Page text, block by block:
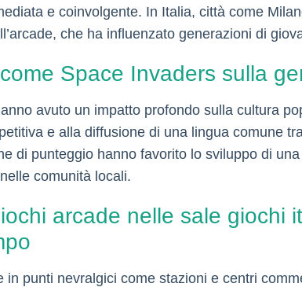
e coinvolgente. In Italia, città come
che ha influenzato generazioni di
Space Invaders sulla
avuto un impatto profondo sulla cultura
e alla diffusione di una lingua comune
di punteggio hanno favorito lo sviluppo di
comunità locali.
arcade nelle sale giochi
in punti nevralgici come stazioni e centri